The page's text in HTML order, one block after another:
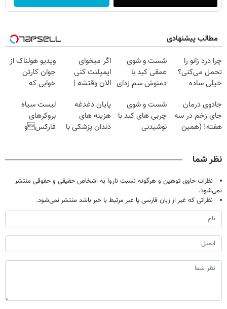
مطالب پیشنهادی
چرا درد زانو را
تحمل می‌کنی؟
خیلی ساده
کن
شست و شوی
عمقی کبد با
دمنوش سم زدای
اگر میخوای
ایمپلنت کنی
الان وقتشه |
میلیون تومان!!!
ویدیو هولناک از
جوان کارتن
خوابی که
آموزش رایگان
جادوی درمان
جای زخم در سه
هفته! (همین
شست و شوی
چربی های کبد با
نوشیدنی
پایان دغدغه
هزینه های
دندان پزشکی با
لیست سیاه
بروکرهای
فارکسو
دارند!
نظر شما
نظرات حاوی توهین و هرگونه نسبت ناروا به اشخاص حقیقی و حقوقی منتشر
نمی‌شود.
نظراتی که غیر از زبان فارسی یا غیر مرتبط با خبر باشد منتشر نمی‌شود.